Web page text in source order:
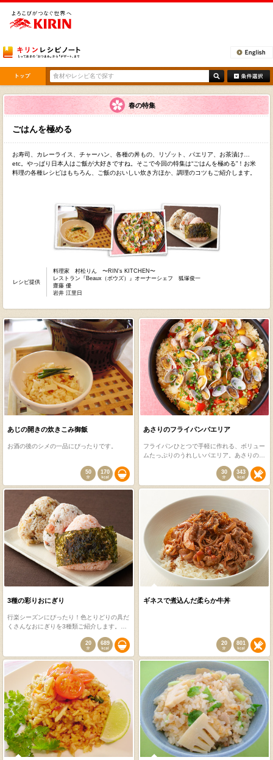
春の特集
ごはんを極める
お寿司、カレーライス、チャーハン、各種の丼もの、リゾット、パエリア、お茶漬け…
etc。やっぱり日本人はご飯が大好きですね。そこで今回の特集は“ごはんを極める”！お米
料理の各種レシピはもちろん、ご飯のおいしい炊き方ほか、調理のコツもご紹介します。
レシピ提供
料理家 村松りん 〜RIN's KITCHEN〜
レストラン『Beaux（ボウズ）』オーナーシェフ 狐塚俊一
齋藤 優
岩井 江里日
あじの開きの炊きこみ御飯
お酒の後のシメの一品にぴったりです。
50 170
あさりのフライパンパエリア
フライパンひとつで手軽に作れる、ボリュー
ムたっぷりのうれしいパエリア。あさりの…
30 343
3種の彩りおにぎり
行楽シーズンにぴったり！色とりどりの具だ
くさんなおにぎりを3種類ご紹介します。…
20 689
ギネスで煮込んだ柔らか牛丼
20 801